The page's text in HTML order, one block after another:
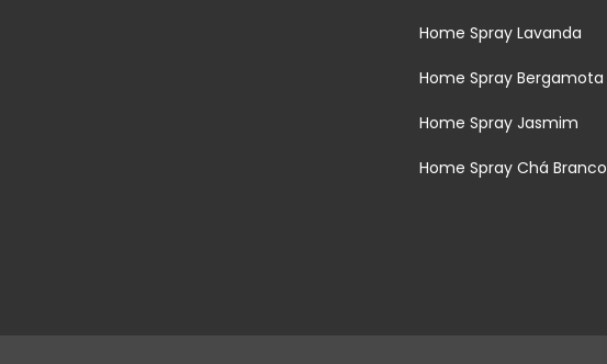
Home Spray Lavanda
Home Spray Bergamota
Home Spray Jasmim
Home Spray Chá Branco